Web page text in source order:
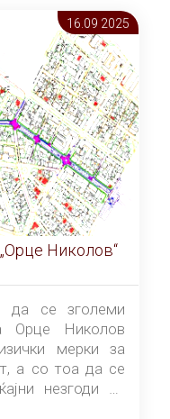
16.09 2025
Николов“
да се зголеми
Орце Николов
мерки за
а со тоа да се
незгоди на